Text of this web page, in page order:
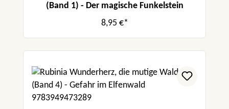
(Band 1) - Der magische Funkelstein
8,95 €*